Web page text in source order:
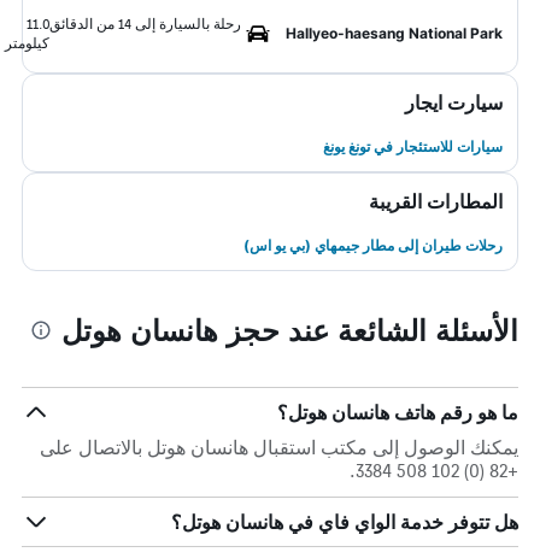
Hallyeo-haesang National Park
رحلة بالسيارة إلى 14 من الدقائق
11.0
كيلومتر
سيارت ايجار
سيارات للاستئجار في تونغ يونغ
المطارات القريبة
رحلات طيران إلى مطار جيمهاي (بي يو اس)
الأسئلة الشائعة عند حجز هانسان هوتل
ما هو رقم هاتف هانسان هوتل؟
يمكنك الوصول إلى مكتب استقبال هانسان هوتل بالاتصال على
+82 (0) 102 508 3384.
هل تتوفر خدمة الواي فاي في هانسان هوتل؟